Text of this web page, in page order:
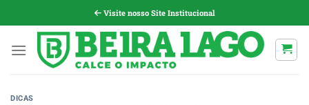
para
conteúdo
Visite nosso Site Institucional
DICAS